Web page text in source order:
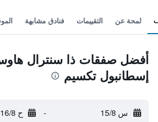
لمحة عن التقييمات فنادق مشابهة
أفضل صفقات ذا سنترال
إسطانبول تكسيم
س 15/8 - ح 16/8